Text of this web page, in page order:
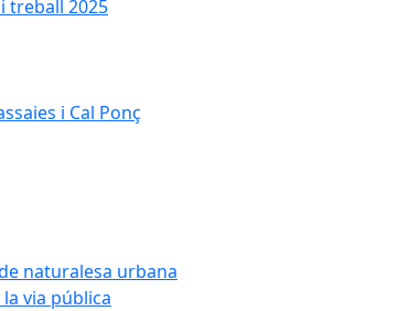
treball 2025
i Cal Ponç
naturalesa urbana
via pública